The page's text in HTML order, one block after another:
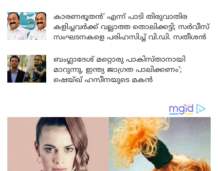
കാരണഭൂതൻ’ എന്ന് പാടി തിരുവാതിര
കളിച്ചവർക്ക് വല്ലാത്ത തൊലിക്കട്ടി; സർവീസ്
സംഘടനകളെ പരിഹസിച്ച് വി.ഡി. സതീശൻ
ബംഗ്ലാദേശ് മറ്റൊരു പാകിസ്താനായി
മാറുന്നു, ഇന്ത്യ ജാഗ്രത പാലിക്കണം’;
ഷെയ്ഖ് ഹസീനയുടെ മകൻ